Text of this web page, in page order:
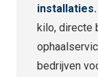
installaties.
kilo, directe
bedrijven